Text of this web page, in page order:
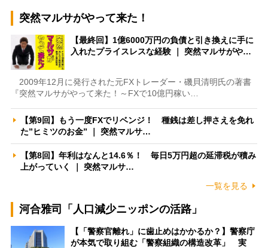
突然マルサがやって来た！
【最終回】1億6000万円の負債と引き換えに手に
入れたプライスレスな経験 ｜ 突然マルサがや…
2009年12月に発行された元FXトレーダー・磯貝清明氏の著書
『突然マルサがやって来た！～FXで10億円稼い…
【第9回】もう一度FXでリベンジ！ 種銭は差し押さえを免れ
た”ヒミツのお金” ｜ 突然マルサ…
【第8回】年利はなんと14.6％！ 毎日5万円超の延滞税が積み
上がっていく ｜ 突然マルサ…
一覧を見る
河合雅司「人口減少ニッポンの活路」
【「警察官離れ」に歯止めはかかるか？】警察庁
が本気で取り組む「警察組織の構造改革」 実